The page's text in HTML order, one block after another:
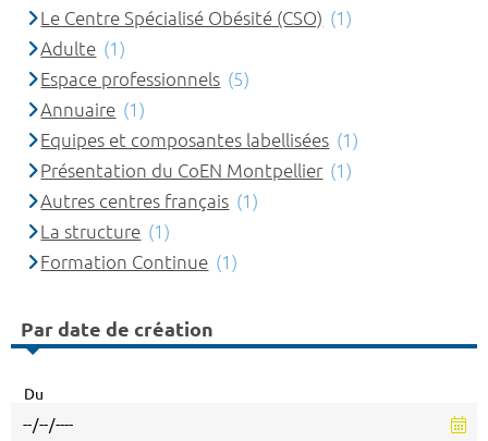
Le Centre Spécialisé Obésité (CSO) (1)
Adulte (1)
Espace professionnels (5)
Annuaire (1)
Equipes et composantes labellisées (1)
Présentation du CoEN Montpellier (1)
Autres centres français (1)
La structure (1)
Formation Continue (1)
Par date de création
Du